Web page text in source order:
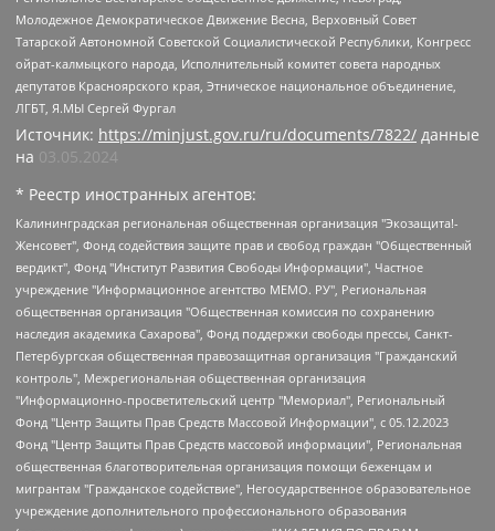
Молодежное Демократическое Движение Весна, Верховный Совет
Татарской Автономной Советской Социалистической Республики, Конгресс
ойрат-калмыцкого народа, Исполнительный комитет совета народных
депутатов Красноярского края, Этническое национальное объединение,
ЛГБТ, Я.МЫ Сергей Фургал
Источник: https://minjust.gov.ru/ru/documents/7822/ данные
на 03.05.2024
* Реестр иностранных агентов:
Калининградская региональная общественная организация "Экозащита!-Женсовет", Фонд содействия защите прав и свобод граждан "Общественный вердикт", Фонд "Институт Развития Свободы Информации", Частное учреждение "Информационное агентство МЕМО. РУ", Региональная общественная организация "Общественная комиссия по сохранению наследия академика Сахарова", Фонд поддержки свободы прессы, Санкт-Петербургская общественная правозащитная организация "Гражданский контроль", Межрегиональная общественная организация "Информационно-просветительский центр "Мемориал", Региональный Фонд "Центр Защиты Прав Средств Массовой Информации", с 05.12.2023 Фонд "Центр Защиты Прав Средств массовой информации", Региональная общественная благотворительная организация помощи беженцам и мигрантам "Гражданское содействие", Негосударственное образовательное учреждение дополнительного профессионального образования (повышение квалификации) специалистов "АКАДЕМИЯ ПО ПРАВАМ ЧЕЛОВЕКА", Свердловская региональная общественная организация "Сутяжник", Автономная некоммерческая организация "Центр независимых социологических исследований", Союз общественных объединений "Российский исследовательский центр по правам человека", Региональное общественное учреждение научно-информационный центр "МЕМОРИАЛ", Некоммерческая организация "Фонд защиты гласности", Автономная некоммерческая организация "Институт прав человека", Городская общественная организация "Екатеринбургское общество "МЕМОРИАЛ", Городская общественная организация "Рязанское историко-просветительское и правозащитное общество "Мемориал" (Рязанский Мемориал), Челябинский региональный орган общественной самодеятельности – женское общественное объединение "Женщины Евразии", Челябинский региональный орган общественной самодеятельности "Уральская правозащитная группа", Фонд содействия защите здоровья и социальной справедливости имени Андрея Рылькова, Автономная Некоммерческая Организация "Аналитический Центр Юрия Левады", Автономная некоммерческая организация социальной поддержки населения "Проект Апрель", Региональная общественная организация помощи женщинам и детям, находящимся в кризисной ситуации "Информационно-методический центр "Анна", Фонд содействия развитию массовых коммуникаций и правовому просвещению "Так-так-Так", Фонд содействия устойчивому развитию "Серебряная тайга", Свердловский региональный общественный фонд социальных проектов "Новое время", "Idel.Реалии", Кавказ.Реалии, Крым.Реалии, Телеканал Настоящее Время, Татаро-башкирская служба Радио Свобода (Azatliq Radiosi), Радио Свободная Европа/Радио Свобода (PCE/PC), "Сибирь.Реалии", "Фактограф", Благотворительный фонд помощи осужденным и их семьям, Автономная некоммерческая организация "Институт глобализации и социальных движений", Фонд "В защиту прав заключенных", Частное учреждение "Центр поддержки и содействия развитию средств массовой информации", Пензенский региональный общественный благотворительный фонд "Гражданский союз", "Север.Реалии", Некоммерческая организация Фонд "Правовая инициатива", Общество с ограниченной ответственностью "Радио Свободная Европа/Радио Свобода", Чешское информационное агентство "MEDIUM-ORIENT", Красноярская региональная общественная организация "Мы против СПИДа", Камалягин Денис Николаевич, Маркелов Сергей Евгеньевич, Пономарев Лев Александрович, Савицкая Людмила Алексеевна, Автономная некоммерческая организация "Центр по работе с проблемой насилия "НАСИЛИЮ.НЕТ", Межрегиональный профессиональный союз работников здравоохранения "Альянс врачей", Юридическое лицо, зарегистрированное в Латвийской Республике, SIA "Medusa Project" (регистрационный номер 40103797863, дата регистрации 10.06.2014), Некоммерческая организация "Фонд по борьбе с коррупцией", Автономная некоммерческая организация "Институт права и публичной политики", Баданин Роман Сергеевич, Гликин Максим Александрович, Железнова Мария Михайловна, Лукьянова Юлия Сергеевна, Маетная Елизавета Витальевна, Маняхин Петр Борисович, Чуракова Ольга Владимировна, Ярош Юлия Петровна, Юридическое лицо "The Insider SIA", зарегистрированное в Риге, Латвийская Республика (дата регистрации 26.06.2015), являющееся администратором доменного имени интернет-издания "The Insider SIA", https://theins.ru, Постернак Алексей Евгеньевич, Рубин Михаил Аркадьевич, Анин Роман Александрович, Юридическое лицо Istories fonds, зарегистрированное в Латвийской Республике (регистрационный номер 50008295751, дата регистрации 24.02.2020), Великовский Дмитрий Александрович, Долинина Ирина Николаевна, Мароховская Алеся Алексеевна, Шлейнов Роман Юрьевич, Шмагун Олеся Валентиновна, Общество с ограниченной ответственностью "Альтаир 2021", Общество с ограниченной ответственностью "Вега 2021", Общество с ограниченной ответственностью "Главный редактор 2021", Общество с ограниченной ответственностью "Ромашки монолит", Важенков Артем Валерьевич, Ивановская областная общественная организация "Центр гендерных исследований", Гурман Юрий Альбертович, Медиапроект "ОВД-Инфо", Егоров Владимир Владимирович, Жилинский Владимир Александрович, Общество с ограниченной ответственностью "ЗП", Иванова София Юрьевна, Карезина Инна Павловна, Кильтау Екатерина Викторовна, Петров Алексей Викторович, Пискунов Сергей Евгеньевич, Смирнов Сергей Сергеевич, Тихонов Михаил Сергеевич, Общество с ограниченной ответственностью "ЖУРНАЛИСТ-ИНОСТРАННЫЙ АГЕНТ", Арапова Галина Юрьевна, Вольтская Татьяна Анатольевна, Американская компания "Mason G.E.S. Anonymous Foundation" (США), являющаяся владельцем интернет-издания https://mnews.world/, Компания "Stichting Bellingcat", зарегистрированная в Нидерландах (дата регистрации 11.07.2018), Захаров Андрей Вячеславович, Клепиковская Екатерина Дмитриевна, Общество с ограниченной ответственностью "МЕМО", Перл Роман Александрович, Симонов Евгений Алексеевич, Соловьева Елена Анатольевна, Сотников Даниил Владимирович, Сурначева Елизавета Дмитриевна, Автономная некоммерческая организация по защите прав человека и информированию населения "Якутия – Наше Мнение", Общество с ограниченной ответственностью "Москоу диджитал медиа", с 26.01.2023 Общество с ограниченной ответственностью "Чайка Белые сады", Ветошкина Валерия Валерьевна, Заговора Максим Александрович, Межрегиональное общественное движение "Российская ЛГБТ - сеть", Оленичев Максим Владимирович, Павлов Иван Юрьевич, Скворцова Елена Сергеевна, Общество с ограниченной ответственностью "Как бы инагент", Кочетков Игорь Викторович, Общество с ограниченной ответственностью "Честные выборы", Еланчик Олег Александрович, Общество с ограниченной ответственностью "Нобелевский призыв", Гималова Регина Эмилевна, Григорьев Андрей Валерьевич, Григорьева Алина Александровна, Ассоциация по содействию защите прав призывников, альтернативнослужащих и военнослужащих "Правозащитная группа "Гражданин.Армия.Право", Хисамова Регина Фаритовна, Автономная некоммерческая организация по реализации социально-правовых программ "Лилит", Дальневосточное общественное движение "Маяк", Санкт-Петербургская ЛГБТ-инициативная группа "Выход", Инициативная группа ЛГБТ+ "Реверс", Алексеев Андрей Викторович, Бекбулатова Таисия Львовна, Беляев Иван Михайлович, Владыкина Елена Сергеевна, Гельман Марат Александрович, Никульшина Вероника Юрьевна, Толоконникова Надежда Андреевна, Шендерович Виктор Анатольевич, Общество с ограниченной ответственностью "Данное сообщение", Общество с ограниченной ответственностью Издательский дом "Новая глава", Айнбиндер Александра Александровна, Московский комьюнити-центр для ЛГБТ+инициатив, Благотворительный фонд развития филантропии, Deutsche Welle (Германия, Kurt-Schumacher-Strasse 3, 53113 Bonn), Борзунова Мария Михайловна, Воробьев Виктор Викторович, Голубева Анна Львовна, Константинова Алла Михайловна, Малкова Ирина Владимировна, Мурадов Мурад Абдулгалимович, Осетинская Елизавета Николаевна, Понасенков Евгений Николаевич, Ганапольский Матвей Юрьевич, Киселев Евгений Алексеевич, Борухович Ирина Григорьевна, Дремин Иван Тимофеевич, Дубровский Дмитрий Викторович, Красноярская региональная общественная организация поддержки и развития альтернативных образовательных технологий и межкультурных коммуникаций "ИНТЕРРА", Маяковская Екатерина Алексеевна, Фейгин Марк Захарович, Филимонов Андрей Викторович, Дзугкоева Регина Николаевна, Доброхотов Роман Александрович, Дудь Юрий Александрович, Елкин Сергей Владимирович, Кругликов Кирилл Игоревич, Сабунаева Мария Леонидовна, Семенов Алексей Владимирович, Шаинян Карен Багратович, Шульман Екатерина Михайловна, Асафьев Артур Валерьевич, Вахштайн Виктор Семенович, Венедиктов Алексей Алексеевич, Лушникова Екатерина Евгеньевна, Волков Леонид Михайлович, Невзоров Александр Глебович, Пархоменко Сергей Борисович, Сироткин Ярослав Николаевич, Кара-Мурза Владимир Владимирович, Баранова Наталья Владимировна, Гозман Леонид Яковлевич, Кагарлицкий Борис Юльевич, Климарев Михаил Валерьевич, Милов Владимир Станиславович, Автономная некоммерческая организация Краснодарский центр современного искусства "Типография", Моргенштерн Алишер Тагирович, Соболь Любовь Эдуардовна, Общество с ограниченной ответственностью "ЛИЗА НОРМ", Каспаров Гарри Кимович, Ходорковский Михаил Борисович, Общество с ограниченной ответственностью "Апрельские тезисы", Данилович Ирина Брониславовна, Кашин Олег Владимирович, Петров Николай Владимирович, Пивоваров Алексей Владимирович, Соколов Михаил Владимирович, Цветкова Юлия Владимировна, Чичваркин Евгений Александрович, Комитет против пыток/Команда против пыток, Общество с ограниченной ответственностью "Первый научный", Общество с ограниченной ответственностью "Вертолет и ко", Белоцерковская Вероника Борисовна, Кац Максим Евгеньевич, Лазарева Татьяна Юрьевна, Шаведдинов Руслан Табризович, Яшин Илья Валерьевич, Общество с ограниченной ответственностью "Иноагент ААВ", Алешковский Дмитрий Петрович, Альбац Евгения Марковна, Быков Дмитрий Львович, Галямина Юлия Евгеньевна, Лойко Сергей Леонидович, Мартынов Кирилл Константинович, Медведев Сергей Александрович, Крашенинников Федор Геннадиевич, Гордеева Катерина Вл